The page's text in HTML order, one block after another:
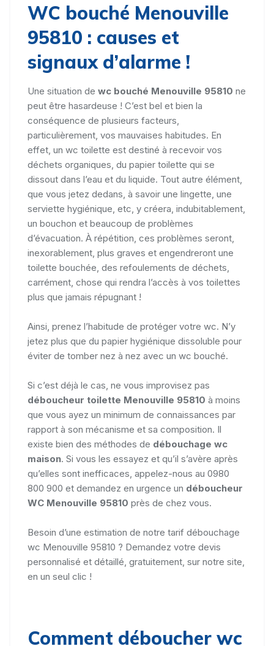
WC bouché Menouville
95810 : causes et
signaux d’alarme !
Une situation de wc bouché Menouville 95810 ne
peut être hasardeuse ! C’est bel et bien la
conséquence de plusieurs facteurs,
particulièrement, vos mauvaises habitudes. En
effet, un wc toilette est destiné à recevoir vos
déchets organiques, du papier toilette qui se
dissout dans l’eau et du liquide. Tout autre élément,
que vous jetez dedans, à savoir une lingette, une
serviette hygiénique, etc, y créera, indubitablement,
un bouchon et beaucoup de problèmes
d’évacuation. À répétition, ces problèmes seront,
inexorablement, plus graves et engendreront une
toilette bouchée, des refoulements de déchets,
carrément, chose qui rendra l’accès à vos toilettes
plus que jamais répugnant !
Ainsi, prenez l’habitude de protéger votre wc. N’y
jetez plus que du papier hygiénique dissoluble pour
éviter de tomber nez à nez avec un wc bouché.
Si c’est déjà le cas, ne vous improvisez pas
déboucheur toilette Menouville 95810 à moins
que vous ayez un minimum de connaissances par
rapport à son mécanisme et sa composition. Il
existe bien des méthodes de débouchage wc
maison. Si vous les essayez et qu’il s’avère après
qu’elles sont inefficaces, appelez-nous au 0980
800 900 et demandez en urgence un déboucheur
WC Menouville 95810 près de chez vous.
Besoin d’une estimation de notre tarif débouchage
wc Menouville 95810 ? Demandez votre devis
personnalisé et détaillé, gratuitement, sur notre site,
en un seul clic !
Comment déboucher wc